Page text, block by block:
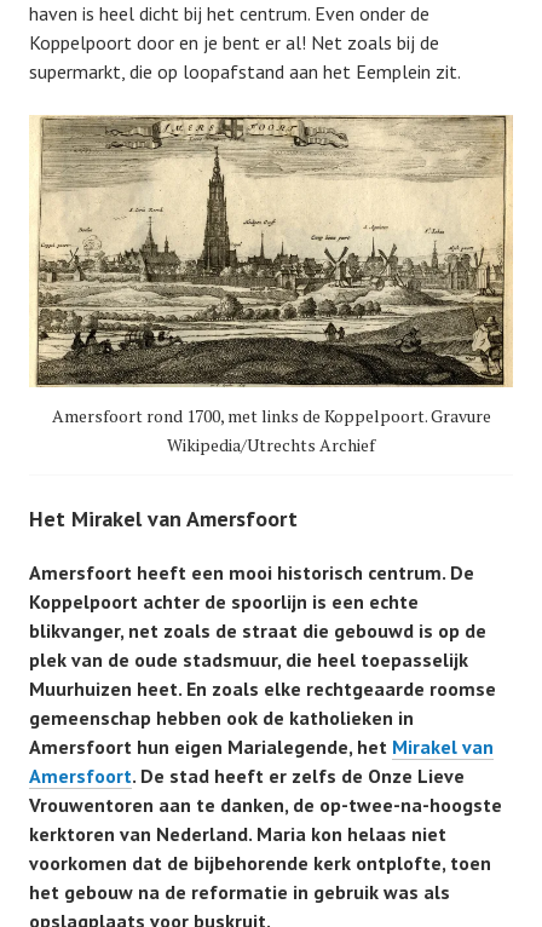
haven is heel dicht bij het centrum. Even onder de
Koppelpoort door en je bent er al! Net zoals bij de
supermarkt, die op loopafstand aan het Eemplein zit.
Amersfoort rond 1700, met links de Koppelpoort. Gravure
Wikipedia/Utrechts Archief
Het Mirakel van Amersfoort
Amersfoort heeft een mooi historisch centrum. De
Koppelpoort achter de spoorlijn is een echte
blikvanger, net zoals de straat die gebouwd is op de
plek van de oude stadsmuur, die heel toepasselijk
Muurhuizen heet. En zoals elke rechtgeaarde roomse
gemeenschap hebben ook de katholieken in
Amersfoort hun eigen Marialegende, het Mirakel van
Amersfoort. De stad heeft er zelfs de Onze Lieve
Vrouwentoren aan te danken, de op-twee-na-hoogste
kerktoren van Nederland. Maria kon helaas niet
voorkomen dat de bijbehorende kerk ontplofte, toen
het gebouw na de reformatie in gebruik was als
opslagplaats voor buskruit.